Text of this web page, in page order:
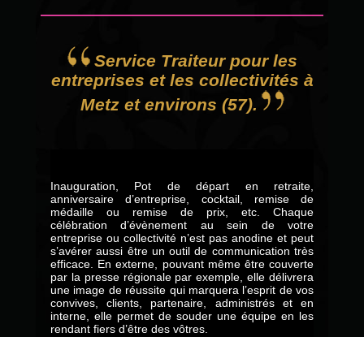
Service Traiteur pour les
entreprises et les collectivités à
Metz et environs (57).
Inauguration, Pot de départ en retraite,
anniversaire d’entreprise, cocktail, remise de
médaille ou remise de prix, etc. Chaque
célébration d’évènement au sein de votre
entreprise ou collectivité n’est pas anodine et peut
s’avérer aussi être un outil de communication très
efficace. En externe, pouvant même être couverte
par la presse régionale par exemple, elle délivrera
une image de réussite qui marquera l’esprit de vos
convives, clients, partenaire, administrés et en
interne, elle permet de souder une équipe en les
rendant fiers d’être des vôtres.